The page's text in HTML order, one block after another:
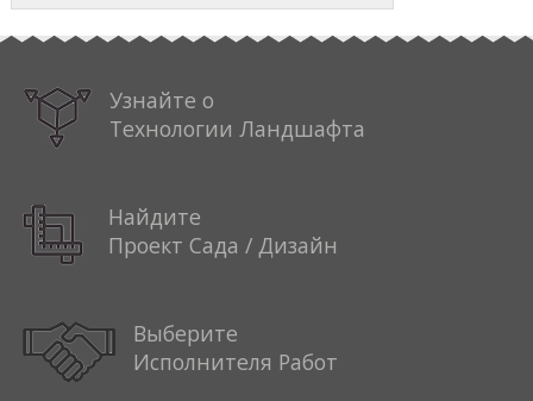
Узнайте о
Технологии Ландшафта
Найдите
Проект Сада / Дизайн
Выберите
Исполнителя Работ